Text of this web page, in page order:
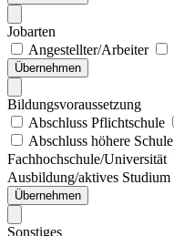
Jobarten
Angestellter/Arbeiter
Übernehmen
Bildungsvoraussetzung
Abschluss Pflichtschule
Abschluss höhere
Fachhochschule/Universität
Ausbildung/aktives Studium
Übernehmen
Sonstiges